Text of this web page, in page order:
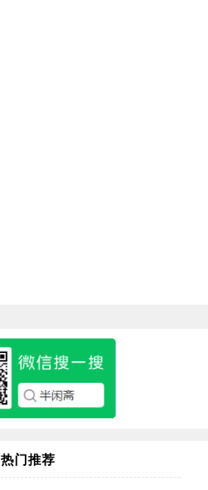
热门推荐